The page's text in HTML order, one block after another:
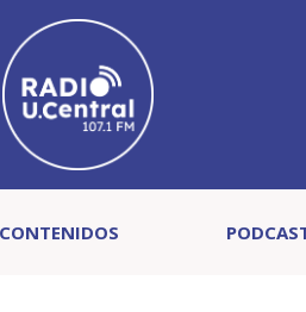
CONTENIDOS